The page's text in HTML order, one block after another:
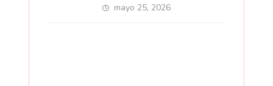
mayo 25, 2026